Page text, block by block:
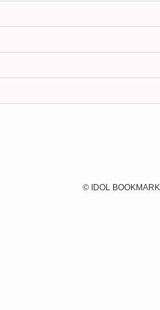
©IDOL BOOKMARK.